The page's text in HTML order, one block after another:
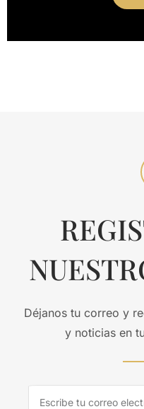
Déjanos tu correo y
y noticias en